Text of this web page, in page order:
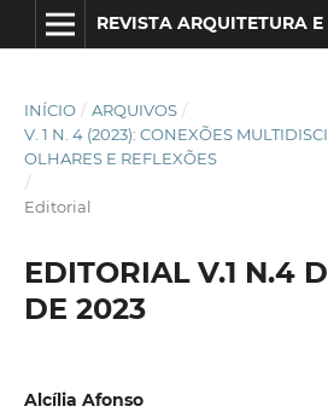
REVISTA ARQUITETURA E
INÍCIO / ARQUIVOS /
V. 1 N. 4 (2023): CONEXÕES
OLHARES E REFLEXÕES
/
Editorial
EDITORIAL V.1 N.4
DE 2023
Alcília Afonso